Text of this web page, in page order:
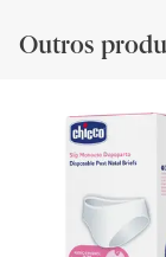
Outros